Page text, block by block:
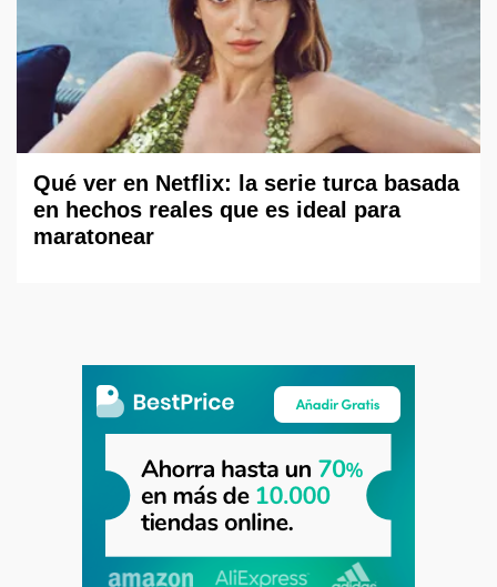
Qué ver en Netflix: la serie turca basada
en hechos reales que es ideal para
maratonear